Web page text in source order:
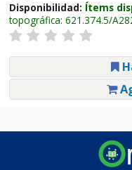
Disponibilidad: Ítems
topográfica: 621.374.5/